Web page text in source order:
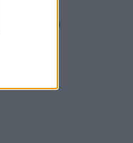
Europe GmbH